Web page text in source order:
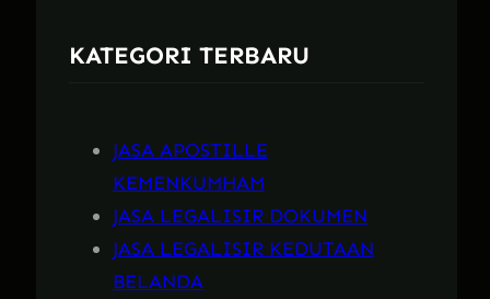
h
KATEGORI TERBARU
JASA APOSTILLE
KEMENKUMHAM
JASA LEGALISIR DOKUMEN
JASA LEGALISIR KEDUTAAN
BELANDA